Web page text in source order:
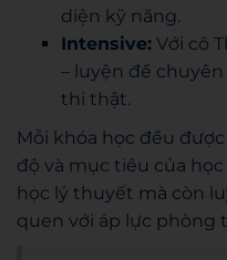
diện kỹ năng.
Intensive: Với cô
– luyện đề
thi thật.
Mỗi khóa học đều
độ và mục tiêu của
học lý thuyết mà còn
quen với áp lực phòng